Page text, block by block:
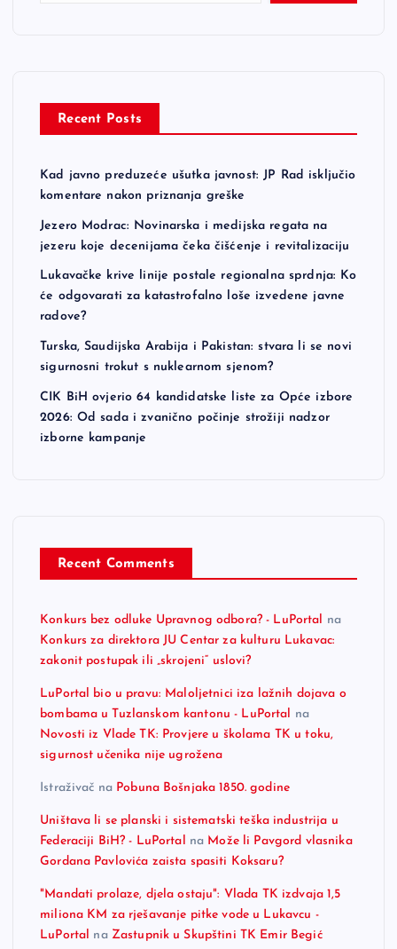
Recent Posts
Kad javno preduzeće ušutka javnost: JP Rad isključio
komentare nakon priznanja greške
Jezero Modrac: Novinarska i medijska regata na
jezeru koje decenijama čeka čišćenje i revitalizaciju
Lukavačke krive linije postale regionalna sprdnja: Ko
će odgovarati za katastrofalno loše izvedene javne
radove?
Turska, Saudijska Arabija i Pakistan: stvara li se novi
sigurnosni trokut s nuklearnom sjenom?
CIK BiH ovjerio 64 kandidatske liste za Opće izbore
2026: Od sada i zvanično počinje strožiji nadzor
izborne kampanje
Recent Comments
Konkurs bez odluke Upravnog odbora? - LuPortal
na
Konkurs za direktora JU Centar za kulturu Lukavac:
zakonit postupak ili „skrojeni“ uslovi?
LuPortal bio u pravu: Maloljetnici iza lažnih dojava o
bombama u Tuzlanskom kantonu - LuPortal
na
Novosti iz Vlade TK: Provjere u školama TK u toku,
sigurnost učenika nije ugrožena
Istraživač na Pobuna Bošnjaka 1850. godine
Uništava li se planski i sistematski teška industrija u
Federaciji BiH? - LuPortal
na Može li Pavgord vlasnika
Gordana Pavlovića zaista spasiti Koksaru?
"Mandati prolaze, djela ostaju": Vlada TK izdvaja 1,5
miliona KM za rješavanje pitke vode u Lukavcu -
LuPortal na Zastupnik u Skupštini TK Emir Begić